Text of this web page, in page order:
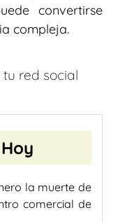
convertirse
compleja.
red social
la muerte de
comercial de